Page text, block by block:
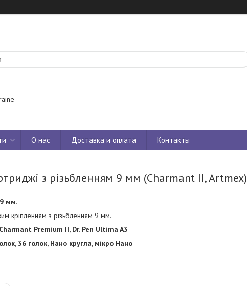
О нас Доставка и оплата Контакты
з різьбленням 9 мм (Charmant II, Artmex)
мм.
кріпленням з різьбленням 9 мм.
Charmant Premium II, Dr. Pen Ultima A3
36 голок, Нано кругла, мікро Нано